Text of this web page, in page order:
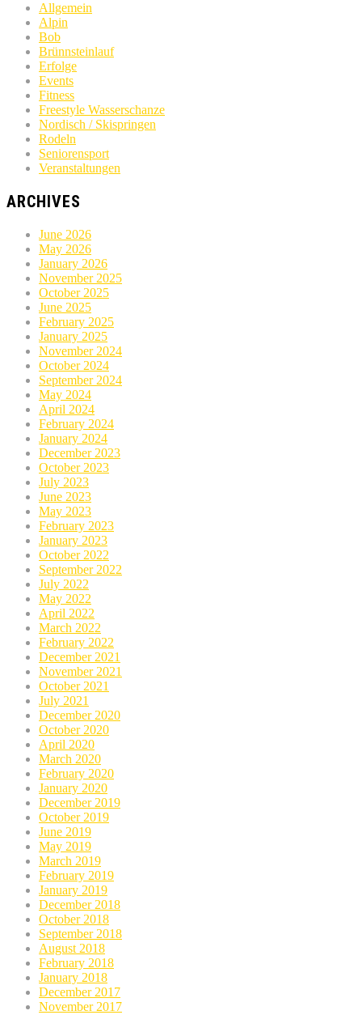
Allgemein
Alpin
Bob
Brünnsteinlauf
Erfolge
Events
Fitness
Freestyle Wasserschanze
Nordisch / Skispringen
Rodeln
Seniorensport
Veranstaltungen
ARCHIVES
June 2026
May 2026
January 2026
November 2025
October 2025
June 2025
February 2025
January 2025
November 2024
October 2024
September 2024
May 2024
April 2024
February 2024
January 2024
December 2023
October 2023
July 2023
June 2023
May 2023
February 2023
January 2023
October 2022
September 2022
July 2022
May 2022
April 2022
March 2022
February 2022
December 2021
November 2021
October 2021
July 2021
December 2020
October 2020
April 2020
March 2020
February 2020
January 2020
December 2019
October 2019
June 2019
May 2019
March 2019
February 2019
January 2019
December 2018
October 2018
September 2018
August 2018
February 2018
January 2018
December 2017
November 2017